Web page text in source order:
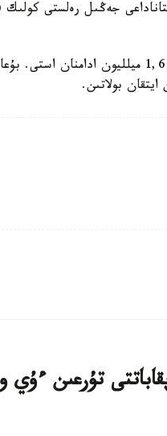
قاراشا ايىندا ەلورداداعى حالىق سانى 1,6
ايتقان بولاتىن.
كوپقاباتتى